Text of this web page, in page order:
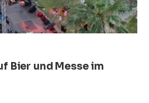
Bier und Messe im